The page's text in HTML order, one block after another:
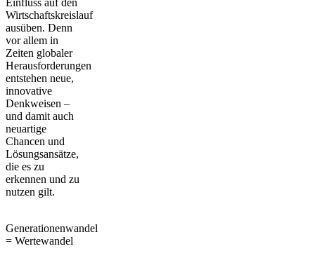
Einfluss auf den
Wirtschaftskreislauf
ausüben. Denn
vor allem in
Zeiten globaler
Herausforderungen
entstehen neue,
innovative
Denkweisen –
und damit auch
neuartige
Chancen und
Lösungsansätze,
die es zu
erkennen und zu
nutzen gilt.
Generationenwandel
= Wertewandel